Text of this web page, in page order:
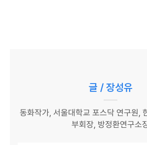
글 / 장성유
동화작가, 서울대학교 포스닥 연구원,
부회장, 방정환연구소